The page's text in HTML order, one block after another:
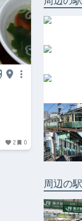
2 0
周辺の